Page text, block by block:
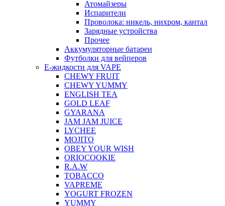
Атомайзеры
Испарители
Проволока: никель, нихром, кантал
Зарядные устройства
Прочее
Аккумуляторные батареи
Футболки для вейперов
Е-жидкости для VAPE
CHEWY FRUIT
CHEWY YUMMY
ENGLISH TEA
GOLD LEAF
GYARANA
JAM JAM JUICE
LYCHEE
MOJITO
OBEY YOUR WISH
ORIOCOOKIE
R.A.W
TOBACCO
VAPREME
YOGURT FROZEN
YUMMY